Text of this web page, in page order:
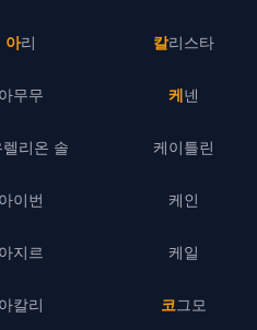
아리
아무무
리온 솔
아이번
아지르
아칼리
칼리스타
케넨
케이틀린
케인
케일
코그모